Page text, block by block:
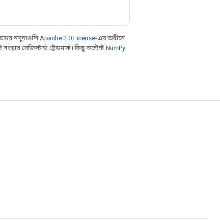
নমুনাগুলিApache 2.0 License-এর অধীনে
রেজিস্টার্ড ট্রেডমার্ক। কিছু কন্টেন্ট NumPy